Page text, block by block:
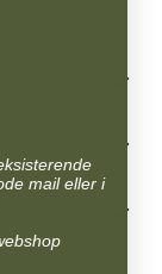
mail eller i